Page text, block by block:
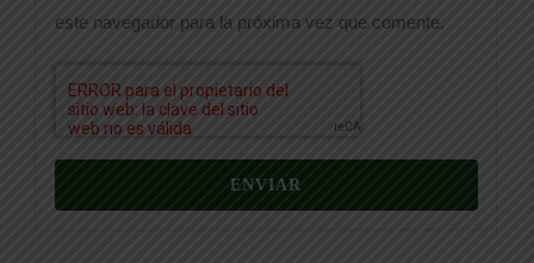
este navegador para la próxima vez que comente.